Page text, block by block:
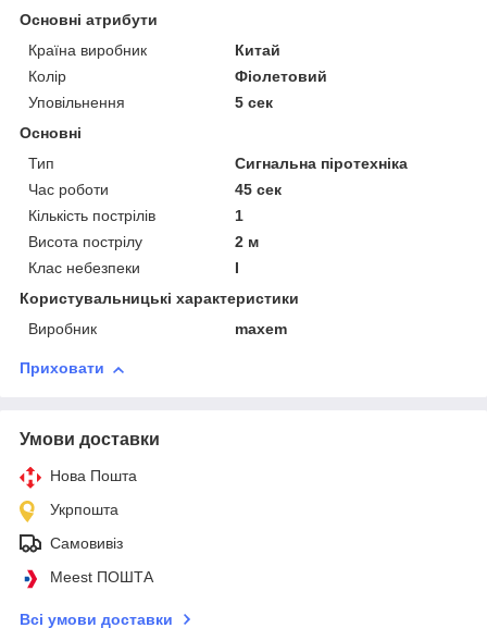
Основні атрибути
Країна виробник
Китай
Колір
Фіолетовий
Уповільнення
5 сек
Основні
Тип
Сигнальна піротехніка
Час роботи
45 сек
Кількість пострілів
1
Висота пострілу
2 м
Клас небезпеки
I
Користувальницькі характеристики
Виробник
maxem
Приховати
Умови доставки
Нова Пошта
Укрпошта
Самовивіз
Meest ПОШТА
Всі умови доставки